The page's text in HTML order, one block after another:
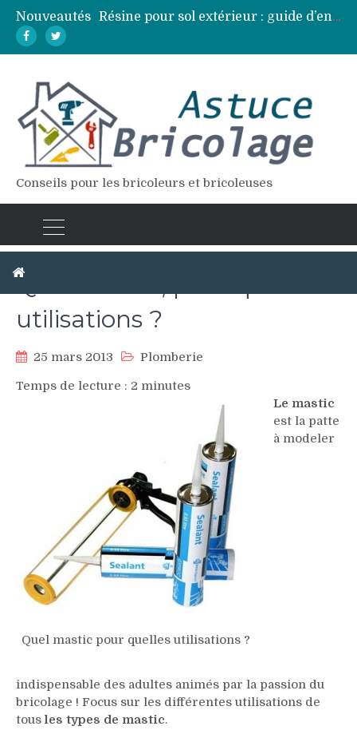
Nouveautés
Résine pour sol extérieur : guide d’entretien et réparation des fissures
Pose d’une dalle béton : 7 erreurs à éviter pour un résultat durable
Conseils pour les bricoleurs et bricoleuses
Quel mastic, pour quelles
utilisations ?
25 mars 2013
Plomberie
Temps de lecture : 2 minutes
Quel mastic pour quelles utilisations ?
Le mastic
est la patte
à modeler
indispensable des adultes animés par la passion du
bricolage ! Focus sur les différentes utilisations de
tous les types de mastic.